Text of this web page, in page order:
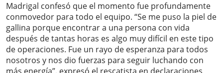
Madrigal confesó que el momento fue profundamente
conmovedor para todo el equipo. “Se me puso la piel de
gallina porque encontrar a una persona con vida
después de tantas horas es algo muy difícil en este tipo
de operaciones. Fue un rayo de esperanza para todos
nosotros y nos dio fuerzas para seguir luchando con